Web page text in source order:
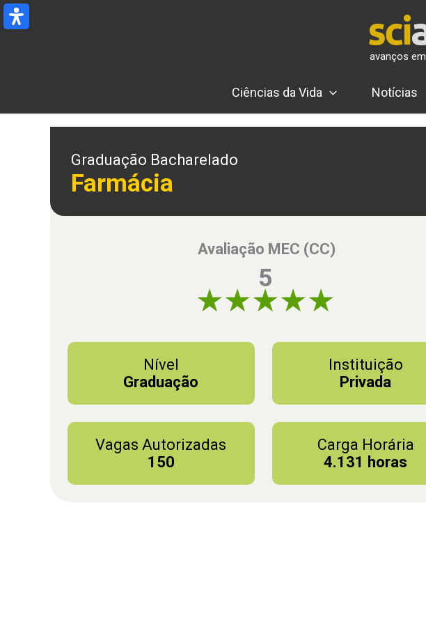
Ir
para
avanços em
Ciências da Vida Notícias
Graduação Bacharelado
Farmácia
Avaliação MEC (CC)
5
Nível
Graduação
Instituição
Privada
Vagas Autorizadas
150
Carga Horária
4.131 horas